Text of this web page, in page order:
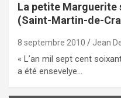
La petite Marguerite
(Saint-Martin-de-
8 septembre 2010 Jean
« L’an mil sept cent
a été ensevelye…